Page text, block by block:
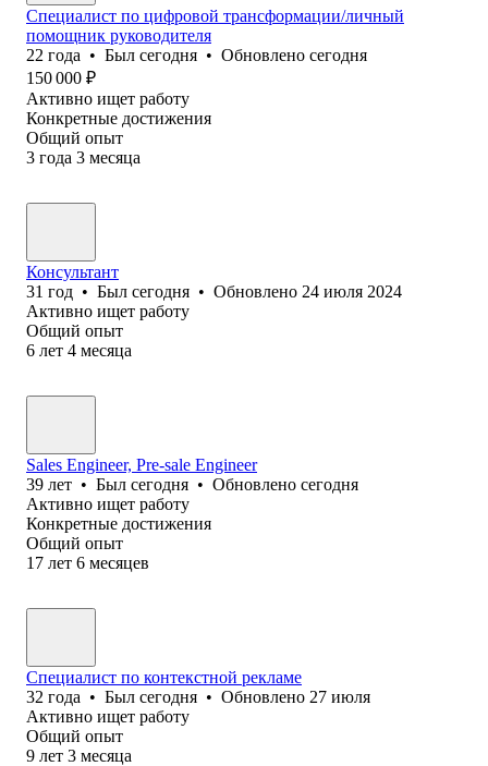
Специалист по цифровой трансформации/личный
помощник руководителя
22 года • Был сегодня • Обновлено сегодня
150 000 ₽
Активно ищет работу
Конкретные достижения
Общий опыт
3 года 3 месяца
Консультант
31 год • Был сегодня • Обновлено 24 июля 2024
Активно ищет работу
Общий опыт
6 лет 4 месяца
Sales Engineer, Pre-sale Engineer
39 лет • Был сегодня • Обновлено сегодня
Активно ищет работу
Конкретные достижения
Общий опыт
17 лет 6 месяцев
Специалист по контекстной рекламе
32 года • Был сегодня • Обновлено 27 июля
Активно ищет работу
Общий опыт
9 лет 3 месяца